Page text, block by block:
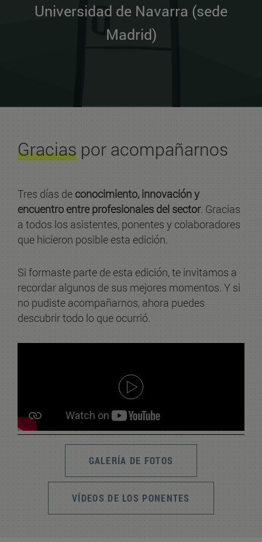
Universidad de Navarra (sede
Madrid)
Gracias por acompañarnos
Tres días de conocimiento, innovación y
encuentro entre profesionales del sector. Gracias
a todos los asistentes, ponentes y colaboradores
que hicieron posible esta edición.
Si formaste parte de esta edición, te invitamos a
recordar algunos de sus mejores momentos. Y si
no pudiste acompañarnos, ahora puedes
descubrir todo lo que ocurrió.
GALERÍA DE FOTOS
VÍDEOS DE LOS PONENTES